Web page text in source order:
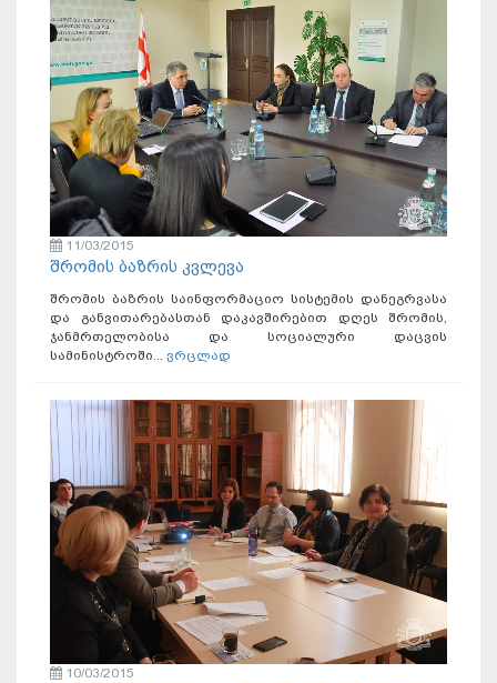
11/03/2015
შრომის ბაზრის კვლევა
შრომის ბაზრის საინფორმაციო სისტემის დანეგრვასა
და განვითარებასთან დაკავშირებით დღეს შრომის,
ჯანმრთელობისა და სოციალური დაცვის
სამინისტროში... ვრცლად
10/03/2015